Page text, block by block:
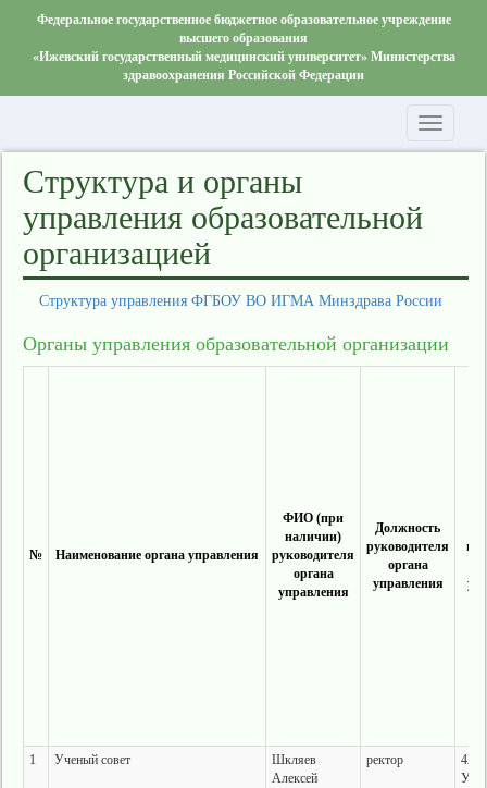
Федеральное государственное бюджетное образовательное учреждение
высшего образования
«Ижевский государственный медицинский университет» Министерства
здравоохранения Российской Федерации
Toggle
Структура и органы
управления образовательной
организацией
Структура управления ФГБОУ ВО ИГМА Минздрава России
Органы управления образовательной организации
№ Наименование органа управления
ФИО (при
наличии)
руководителя
органа
управления
Должность
руководителя
органа
управления
1 Ученый совет
Шкляев
Алексей
ректор